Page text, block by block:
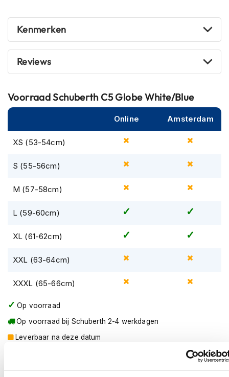
m
e
n
D
e
s
o
t
h
l
n
K
n
d
r
o
o
r
Kenmerken
Reviews
VoorraadSchuberth C5 Globe White/Blue
Online Amsterdam
XS (53-54cm)
S (55-56cm)
M (57-58cm)
L (59-60cm)
XL (61-62cm)
XXL (63-64cm)
XXXL (65-66cm)
Op voorraad
Op voorraad bij Schuberth 2-4 werkdagen
Leverbaar na deze datum
Levertijd onbekend, neem eventueel contact met ons op